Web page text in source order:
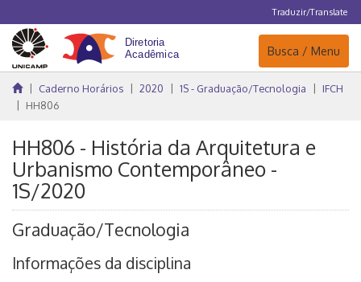
Traduzir/Translate
Navegação
Busca / Menu
Caderno Horários 2020 1S - Graduação/Tecnologia
IFCH
HH806
HH806 - História da Arquitetura e
Urbanismo Contemporâneo -
1S/2020
Graduação/Tecnologia
Informações da disciplina